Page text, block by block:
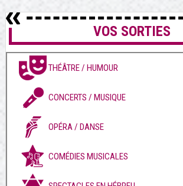
VOS SORTIES
THÉÂTRE / HUMOUR
CONCERTS / MUSIQUE
OPÉRA / DANSE
COMÉDIES MUSICALES